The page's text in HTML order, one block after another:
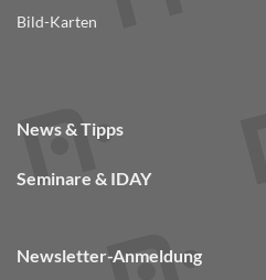
Bild-Karten
News & Tipps
Seminare & IDAY
Newsletter-Anmeldung